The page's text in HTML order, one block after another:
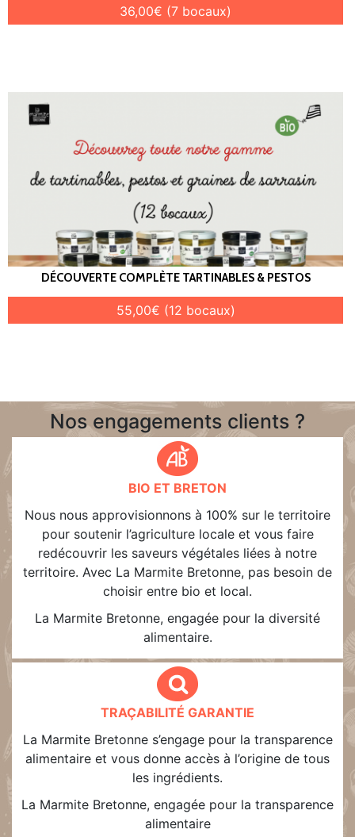
36,00€ (7 bocaux)
DÉCOUVERTE COMPLÈTE TARTINABLES & PESTOS
55,00€ (12 bocaux)
Nos engagements clients ?
BIO ET BRETON
Nous nous approvisionnons à 100% sur le territoire
pour soutenir l’agriculture locale et vous faire
redécouvrir les saveurs végétales liées à notre
territoire. Avec La Marmite Bretonne, pas besoin de
choisir entre bio et local.
La Marmite Bretonne, engagée pour la diversité
alimentaire.
TRAÇABILITÉ GARANTIE
La Marmite Bretonne s’engage pour la transparence
alimentaire et vous donne accès à l’origine de tous
les ingrédients.
La Marmite Bretonne, engagée pour la transparence
alimentaire